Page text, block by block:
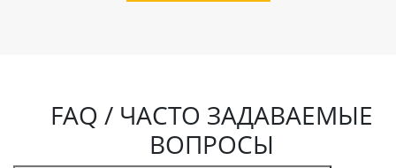
FAQ / ЧАСТО ЗАДАВАЕМЫЕ
ВОПРОСЫ